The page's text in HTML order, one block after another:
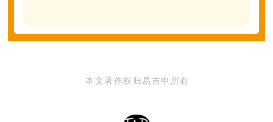
本文著作权归易吉申所有